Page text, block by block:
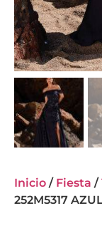
Inicio / Fiesta /
252M5317